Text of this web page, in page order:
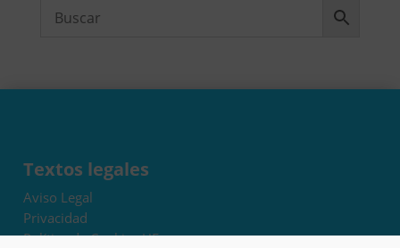
Textos legales
Aviso Legal
Privacidad
Política de Cookies UE